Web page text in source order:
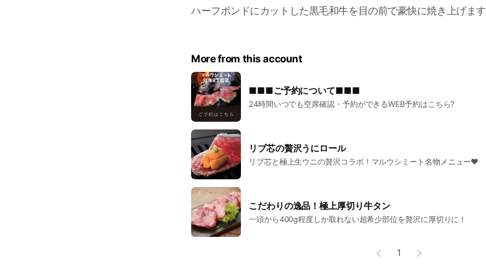
ハーフポンドにカットした黒毛和牛を目の前で豪快に焼き上げます
More from this account
■■■ご予約について■■■
24時間いつでも空席確認・予約ができるWEB予約はこちら?
リブ芯の贅沢うにロール
リブ芯と極上生ウニの贅沢コラボ！マルウシミート名物メニュー❤
こだわりの逸品！極上厚切り牛タン
一頭から400g程度しか取れない超希少部位を贅沢に厚切りに！
1